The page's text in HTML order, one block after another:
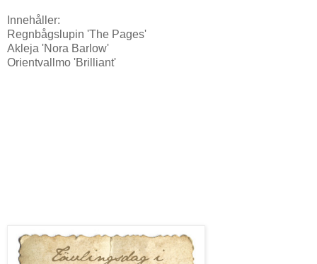
Innehåller:
Regnbågslupin 'The Pages'
Akleja 'Nora Barlow'
Orientvallmo 'Brilliant'